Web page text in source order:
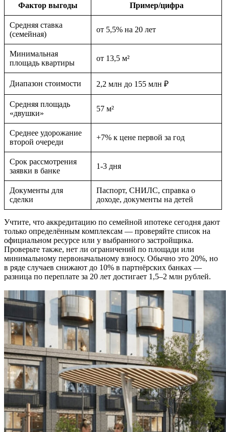
Фактор выгоды Пример/цифра
Средняя ставка
(семейная)
от 5,5% на 20 лет
Минимальная
площадь квартиры
от 13,5 м²
Диапазон стоимости 2,2 млн до 155 млн ₽
Средняя площадь
«двушки»
57 м²
Среднее удорожание
второй очереди
+7% к цене первой за год
Срок рассмотрения
заявки в банке
1-3 дня
Документы для
сделки
Паспорт, СНИЛС, справка о
доходе, документы на детей
Учтите, что аккредитацию по семейной ипотеке сегодня дают
только определённым комплексам — проверяйте список на
официальном ресурсе или у выбранного застройщика.
Проверьте также, нет ли ограничений по площади или
минимальному первоначальному взносу. Обычно это 20%, но
в ряде случаев снижают до 10% в партнёрских банках —
разница по переплате за 20 лет достигает 1,5–2 млн рублей.